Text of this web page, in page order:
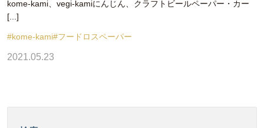
kome-kami、vegi-kamiにんじん、クラフトビールペーパー・カー
[...]
#kome-kami#フードロスペーパー
2021.05.23